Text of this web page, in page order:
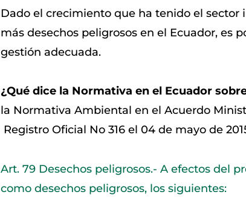
Dado el crecimiento que ha tenido el sector
más desechos peligrosos en el Ecuador, es
gestión adecuada.
¿Qué dice la Normativa en el Ecuador
la Normativa Ambiental en el Acuerdo
Registro Oficial No 316 el 04 de mayo de
Art. 79 Desechos peligrosos.- A efectos del
como desechos peligrosos, los siguientes: